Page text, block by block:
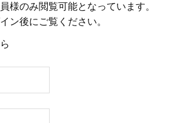
様のみ閲覧可能となっています。
ン後にご覧ください。